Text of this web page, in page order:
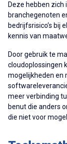
Deze hebben
branchegenoten
bedrijfsrisico’s bij
kennis van
Door gebruik te
cloudoplossingen
mogelijkheden en
meer verbinding
benut die anders
die niet voor